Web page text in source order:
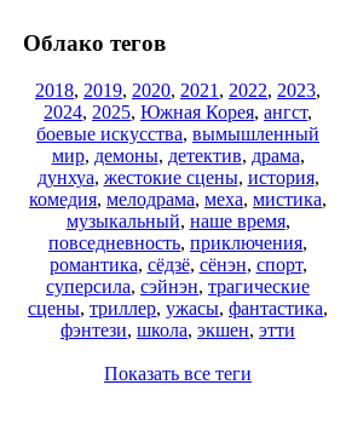
Облако тегов
2018, 2019, 2020, 2021 , 2022, 2023,
2024, 2025, Южная Корея, ангст,
боевые искусства, вымышленный
мир, демоны, детектив, драма,
дунхуа, жестокие сцены, история,
комедия, мелодрама, меха, мистика,
музыкальный, наше время,
повседневность, приключения,
романтика, сёдзё, сёнэн, спорт,
суперсила, сэйнэн, трагические
сцены, триллер, ужасы, фантастика,
фэнтези, школа, экшен, этти
Показать все теги